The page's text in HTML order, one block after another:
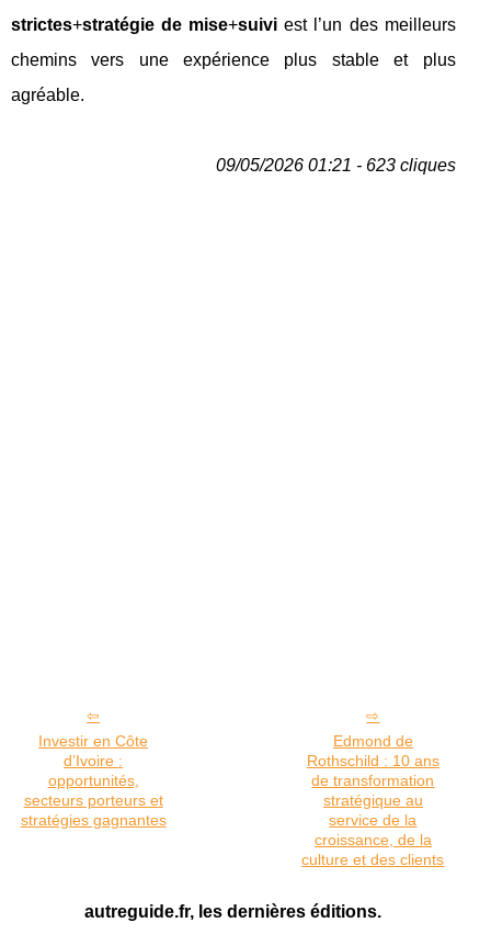
strictes+stratégie de mise+suivi est l’un des meilleurs
chemins vers une expérience plus stable et plus
agréable.
09/05/2026 01:21 - 623 cliques
Investir en Côte
d’Ivoire :
opportunités,
secteurs porteurs et
stratégies gagnantes
Edmond de
Rothschild : 10 ans
de transformation
stratégique au
service de la
croissance, de la
culture et des clients
autreguide.fr, les dernières éditions.